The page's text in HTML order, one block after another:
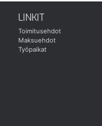
LINKIT
Toimitusehdot
Maksuehdot
Työpaikat